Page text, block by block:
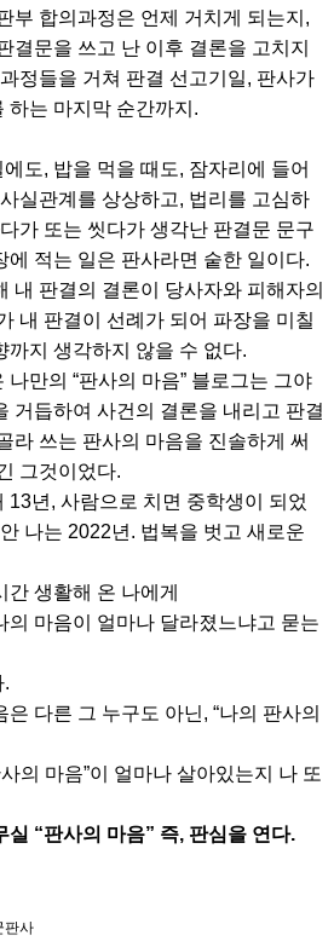
부 합의과정은 언제 거치게 되는지,
결문을 쓰고 난 이후 결론을 고치지
정들을 거쳐 판결 선고기일, 판사가
하는 마지막 순간까지.
도, 밥을 먹을 때도, 잠자리에 들어
실관계를 상상하고, 법리를 고심하
가 또는 씻다가 생각난 판결문 문구
에 적는 일은 판사라면 숱한 일이다.
내 판결의 결론이 당사자와 피해자의
내 판결이 선례가 되어 파장을 미칠
까지 생각하지 않을 수 없다.
만의 “판사의 마음” 블로그는 그야
거듭하여 사건의 결론을 내리고 판결
라 쓰는 판사의 마음을 진솔하게 써
그것이었다.
13년, 사람으로 치면 중학생이 되었
나는 2022년. 법복을 벗고 새로운
생활해 온 나에게
의 마음이 얼마나 달라졌느냐고 묻는
.
다른 그 누구도 아닌, “나의 판사의
의 마음”이 얼마나 살아있는지 나 또
실 “판사의 마음” 즉, 판심을 연다.
판사